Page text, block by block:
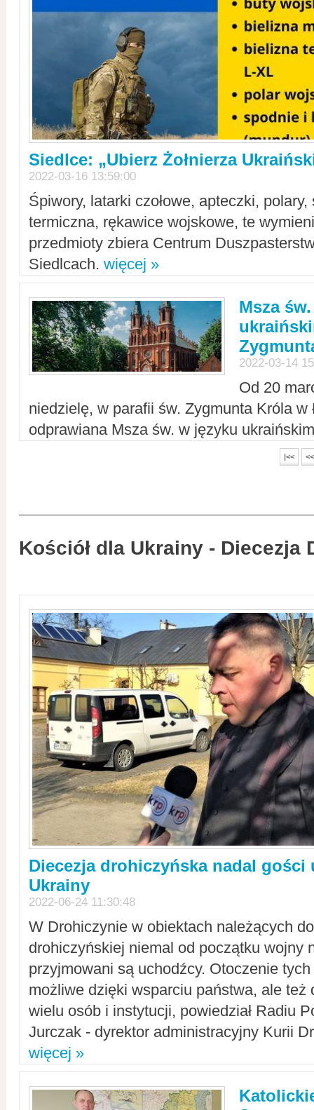
Siedlce: „Ubierz Żołnierza
2022-03-16 13:59:00
Śpiwory, latarki czołowe, apteczki,
termiczna, rękawice wojskowe, te
przedmioty zbiera Centrum
Siedlcach. więcej »
Msza
2022-03-14
Od 20
niedzielę, w parafii św. Zygmunta Króla w
odprawiana Msza św. w języku
|<< <<
Kościół dla Ukrainy - Diecezja
Diecezja drohiczyńska nadal gości
Ukrainy
2022-06-24 11:30:48
W Drohiczynie w obiektach należących
drohiczyńskiej niemal od początku wojny
przyjmowani są uchodźcy. Otoczenie
możliwe dzięki wsparciu państwa, ale też
wielu osób i instytucji, powiedział Radiu
Jurczak - dyrektor administracyjny Kurii
więcej »